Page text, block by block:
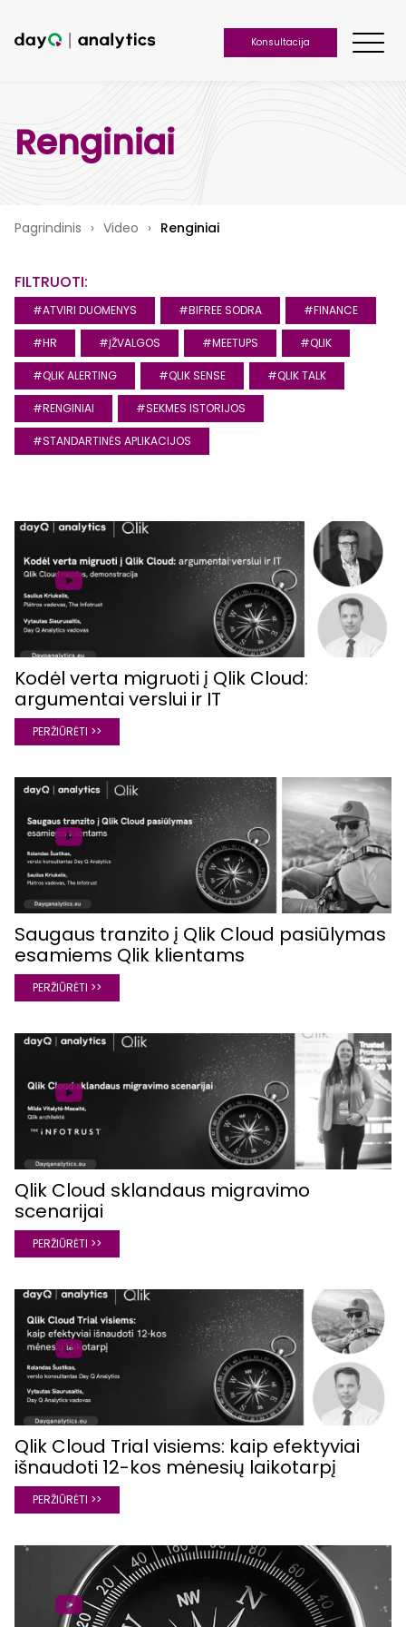
Konsultacija
Renginiai
Pagrindinis › Video › Renginiai
FILTRUOTI:
#ATVIRI DUOMENYS #BIFREE SODRA #FINANCE
#HR #ĮŽVALGOS #MEETUPS #QLIK
#QLIK ALERTING #QLIK SENSE #QLIK TALK
#RENGINIAI #SEKMES ISTORIJOS
#STANDARTINĖS APLIKACIJOS
Kodėl verta migruoti į Qlik Cloud:
argumentai verslui ir IT
PERŽIŪRĖTI >>
Saugaus tranzito į Qlik Cloud pasiūlymas
esamiems Qlik klientams
PERŽIŪRĖTI >>
Qlik Cloud sklandaus migravimo
scenarijai
PERŽIŪRĖTI >>
Qlik Cloud Trial visiems: kaip efektyviai
išnaudoti 12-kos mėnesių laikotarpį
PERŽIŪRĖTI >>